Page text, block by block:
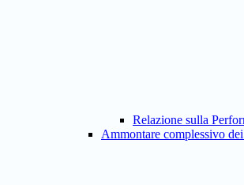
Relazione sulla
Ammontare complessivo